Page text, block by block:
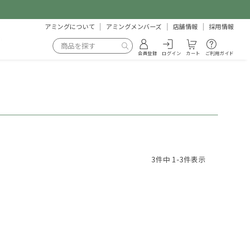
アミングについて アミングメンバーズ 店舗情報 採用情報
会員登録 ログイン カート ご利用ガイド
3件中 1-3件表示